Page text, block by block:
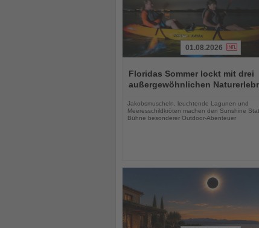
Sie
die
Nachrichten
01.08.2026
Floridas Sommer lockt mit drei
außergewöhnlichen
Jakobsmuscheln, leuchtende Lagunen und
Meeresschildkröten machen den Sunshine
Bühne besonderer Outdoor-Abenteuer